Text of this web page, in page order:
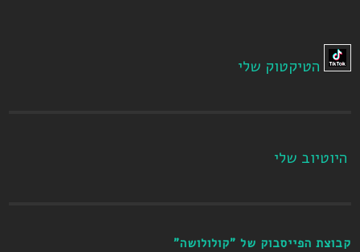
הטיקטוק שלי
היוטיוב שלי
קבוצת הפייסבוק של "קולולושה"